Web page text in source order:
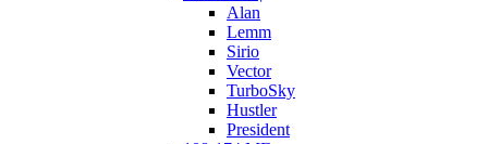
Alan
Lemm
Sirio
Vector
TurboSky
Hustler
President